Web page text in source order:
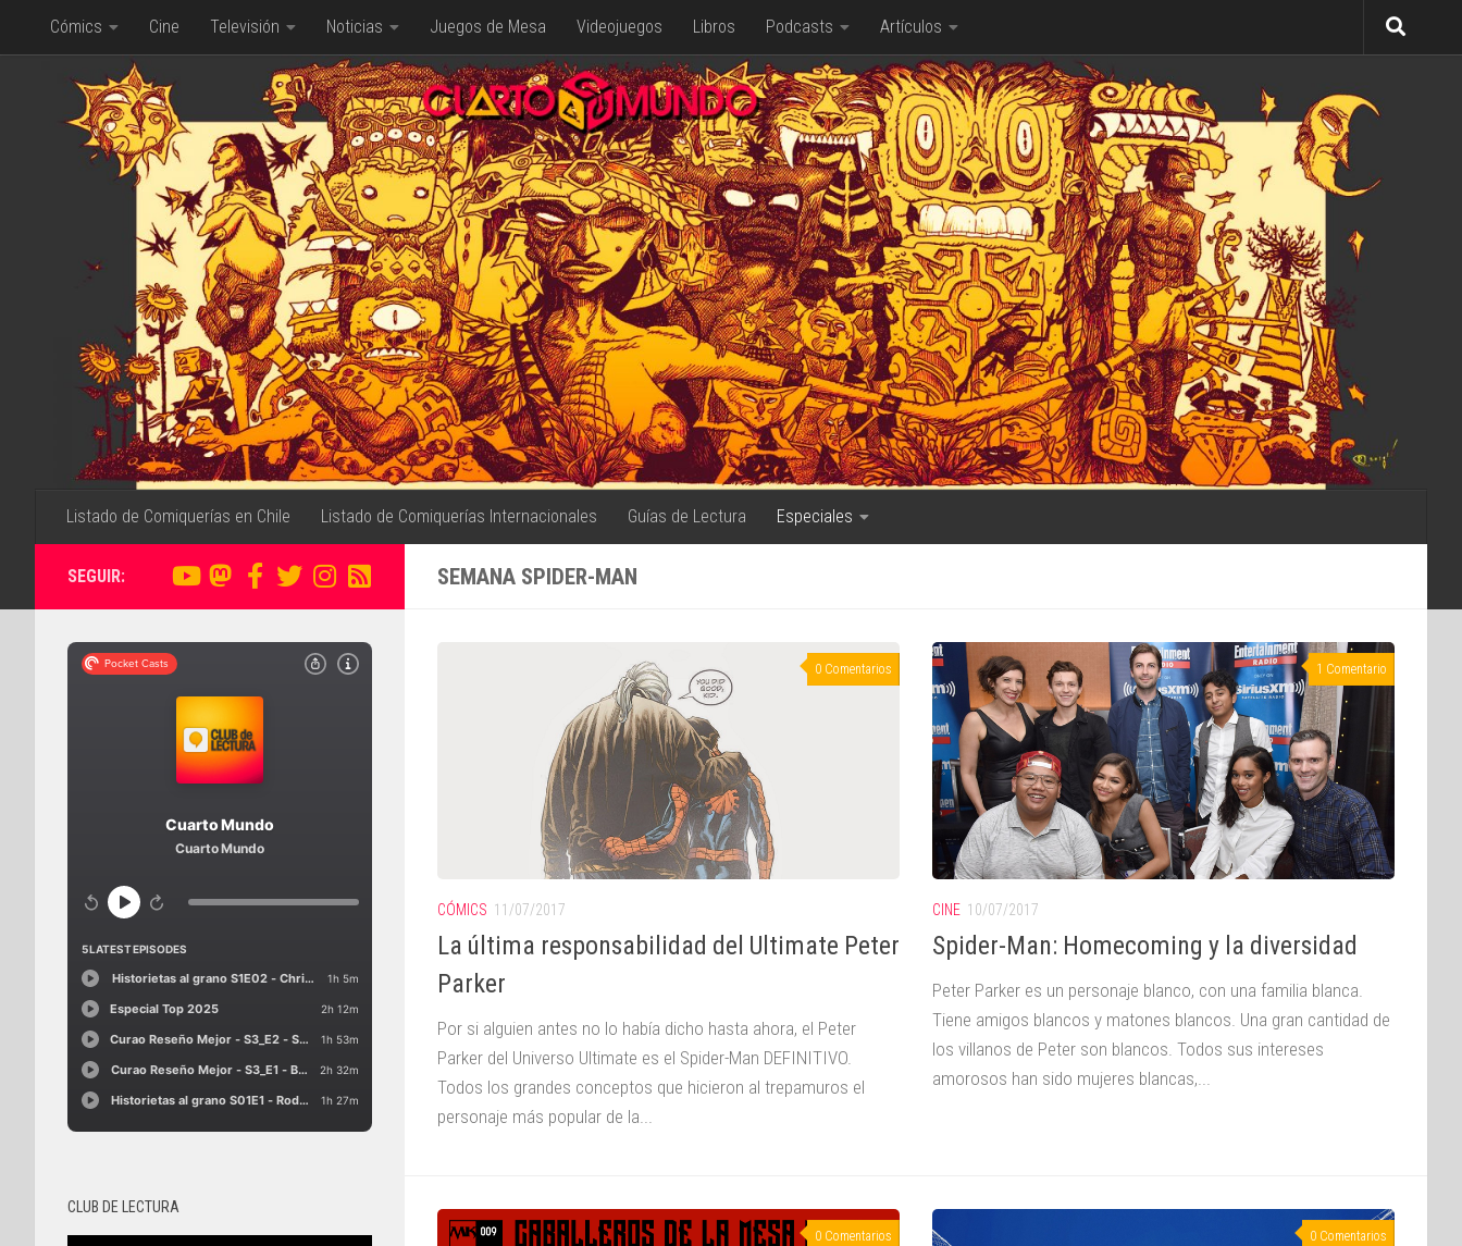
Saltar al contenido
Cómics Cine Televisión Noticias Juegos de Mesa Videojuegos Libros Podcasts Artículos
Listado de Comiquerías en Chile Listado de Comiquerías Internacionales Guías de Lectura Especiales
SEMANA SPIDER-MAN
0 Comentarios
CÓMICS 11/07/2017
La última responsabilidad del Ultimate Peter
Parker
Por si alguien antes no lo había dicho hasta ahora, el Peter
Parker del Universo Ultimate es el Spider-Man DEFINITIVO.
Todos los grandes conceptos que hicieron al trepamuros el
personaje más popular de la...
1 Comentario
CINE 10/07/2017
Spider-Man: Homecoming y la diversidad
Peter Parker es un personaje blanco, con una familia blanca.
Tiene amigos blancos y matones blancos. Una gran cantidad de
los villanos de Peter son blancos. Todos sus intereses
amorosos han sido mujeres blancas,...
0 Comentarios 0 Comentarios
SEGUIR:
CLUB DE LECTURA